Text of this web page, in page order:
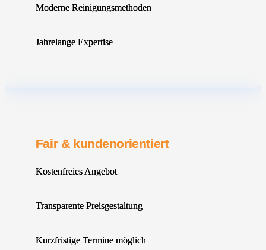
Moderne Reinigungsmethoden
Jahrelange Expertise
Fair & kundenorientiert
Kostenfreies Angebot
Transparente Preisgestaltung
Kurzfristige Termine möglich